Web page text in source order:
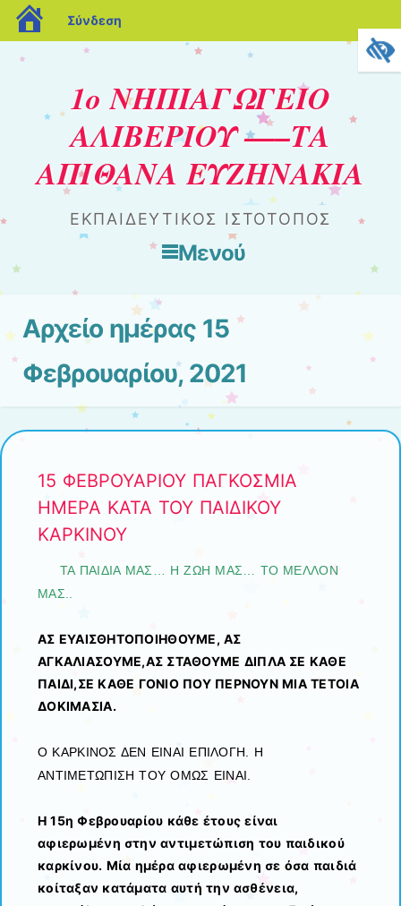
blogs.sch.gr
Σύνδεση
1ο ΝΗΠΙΑΓΩΓΕΙΟ
ΑΛΙΒΕΡΙΟΥ —–ΤΑ
ΑΠΙΘΑΝΑ ΕΥΖΗΝΑΚΙΑ
ΕΚΠΑΙΔΕΥΤΙΚΟΣ ΙΣΤΟΤΟΠΟΣ
Μενού
Αρχείο ημέρας 15
Φεβρουαρίου, 2021
15 ΦΕΒΡΟΥΑΡΙΟΥ ΠΑΓΚΟΣΜΙΑ
ΗΜΕΡΑ ΚΑΤΑ ΤΟΥ ΠΑΙΔΙΚΟΥ
ΚΑΡΚΙΝΟΥ
ΤΑ ΠΑΙΔΙΑ ΜΑΣ… Η ΖΩΗ ΜΑΣ… ΤΟ ΜΕΛΛΟΝ
ΜΑΣ..
ΑΣ ΕΥΑΙΣΘΗΤΟΠΟΙΗΘΟΥΜΕ, ΑΣ
ΑΓΚΑΛΙΑΣΟΥΜΕ,ΑΣ ΣΤΑΘΟΥΜΕ ΔΙΠΛΑ ΣΕ ΚΑΘΕ
ΠΑΙΔΙ,ΣΕ ΚΑΘΕ ΓΟΝΙΟ ΠΟΥ ΠΕΡΝΟΥΝ ΜΙΑ ΤΕΤΟΙΑ
ΔΟΚΙΜΑΣΙΑ.
Ο ΚΑΡΚΙΝΟΣ ΔΕΝ ΕΙΝΑΙ ΕΠΙΛΟΓΗ. Η
ΑΝΤΙΜΕΤΩΠΙΣΗ ΤΟΥ ΟΜΩΣ ΕΙΝΑΙ.
Η 15η Φεβρουαρίου κάθε έτους είναι
αφιερωμένη στην αντιμετώπιση του παιδικού
καρκίνου. Μία ημέρα αφιερωμένη σε όσα παιδιά
κοίταξαν κατάματα αυτή την ασθένεια,